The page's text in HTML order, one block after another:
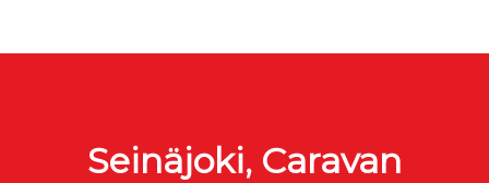
Seinäjoki, Caravan